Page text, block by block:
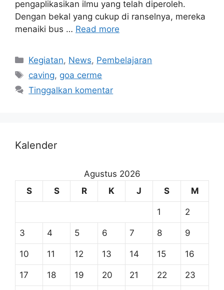
pengaplikasikan ilmu yang telah diperoleh.
Dengan bekal yang cukup di ranselnya, mereka
menaiki bus … Read more
Kegiatan, News, Pembelajaran
caving, goa cerme
Tinggalkan komentar
Kalender
Agustus 2026
S
S R K J S M
1 2
3 4 5 6 7 8 9
10 11 12 13 14 15 16
17 18 19 20 21 22 23